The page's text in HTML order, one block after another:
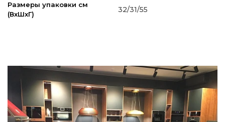
Размеры упаковки см
(ВxШxГ)
32/31/55